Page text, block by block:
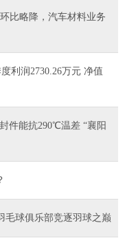
比略降，汽车材料业务
利润2730.26万元 净值
件能抗290℃温差 “襄阳
毛球俱乐部竞逐羽球之巅